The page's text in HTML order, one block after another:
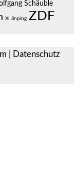
Schäuble
Xi Jinping ZDF
Datenschutz